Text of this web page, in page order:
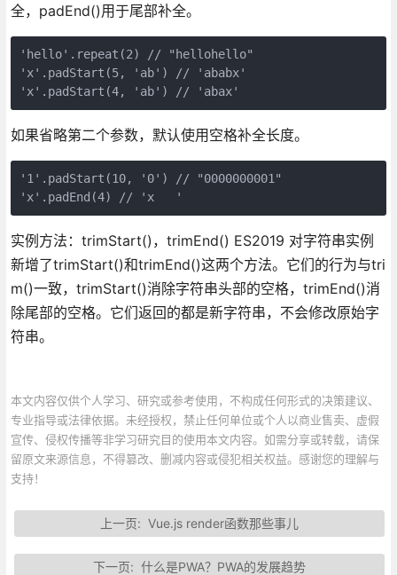
全，padEnd()用于尾部补全。
'hello'.repeat(2) // "hellohello"
'x'.padStart(5, 'ab') // 'ababx'
如果省略第二个参数，默认使用空格补全长度。
'1'.padStart(10, '0') // "0000000001"
实例方法：trimStart()，trimEnd() ES2019 对字符串实例
新增了trimStart()和trimEnd()这两个方法。它们的行为与tri
m()一致，trimStart()消除字符串头部的空格，trimEnd()消
除尾部的空格。它们返回的都是新字符串，不会修改原始字
符串。
本文内容仅供个人学习、研究或参考使用，不构成任何形式的决策建议、
专业指导或法律依据。未经授权，禁止任何单位或个人以商业售卖、虚假
宣传、侵权传播等非学习研究目的使用本文内容。如需分享或转载，请保
留原文来源信息，不得篡改、删减内容或侵犯相关权益。感谢您的理解与
支持！
上一页: Vue.js render函数那些事儿
下一页: 什么是PWA？PWA的发展趋势